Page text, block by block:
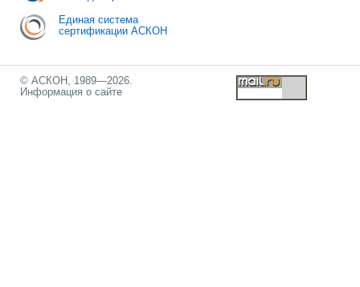
Единая система
сертификации АСКОН
© АСКОН, 1989—2026.
Информация о сайте